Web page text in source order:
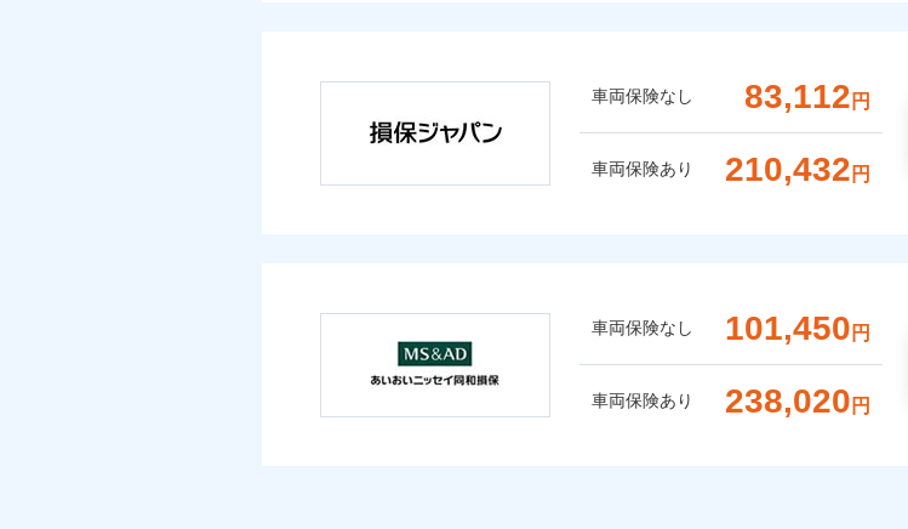
車両保険なし 83,112 円
車両保険あり 210,432 円
車両保険なし 101,450 円
車両保険あり 238,020 円